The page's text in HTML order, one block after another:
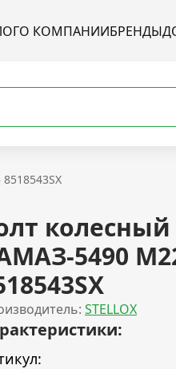
О КОМПАНИИБРЕНДЫ
5490
STELLOX